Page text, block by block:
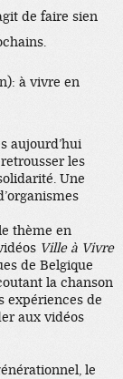
de faire sien
à vivre en
aujourd’hui
les
Une
thème en
Ville à Vivre
de Belgique
la chanson
expériences de
aux vidéos
le